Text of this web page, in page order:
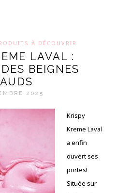
À DÉCOUVRIR
LAVAL :
DES BEIGNES
2025
Krispy
Kreme Laval
a enfin
ouvert ses
portes!
Située sur